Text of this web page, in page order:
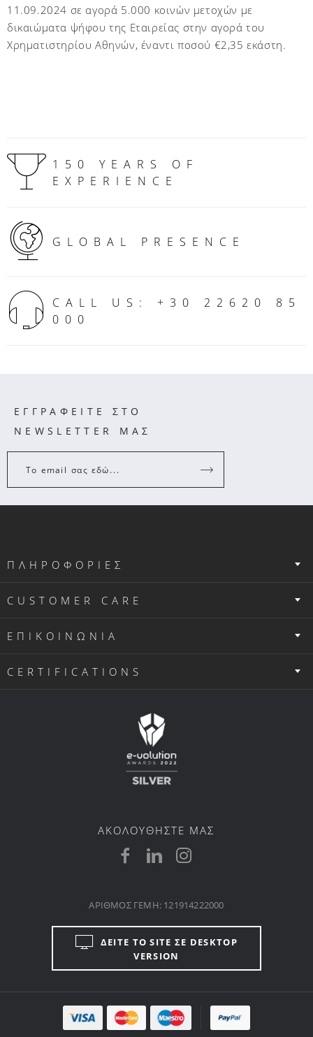
11.09.2024 σε αγορά 5.000 κοινών μετοχών με
δικαιώματα ψήφου της Εταιρείας στην αγορά του
Χρηματιστηρίου Αθηνών, έναντι ποσού €2,35 εκάστη.
150 YEARS OF
EXPERIENCE
GLOBAL PRESENCE
CALL US: +30 22620 85
000
ΕΓΓΡΑΦΕΙΤΕ ΣΤΟ
NEWSLETTER ΜΑΣ
Το email σας εδώ...
ΠΛΗΡΟΦΟΡΙΕΣ
CUSTOMER CARE
ΕΠΙΚΟΙΝΩΝΙΑ
CERTIFICATIONS
ΑΚΟΛΟΥΘΗΣΤΕ ΜΑΣ
ΔΕΙΤΕ ΤΟ SITE ΣΕ DESKTOP
VERSION
ΑΡΙΘΜΟΣ ΓΕΜΗ: 121914222000